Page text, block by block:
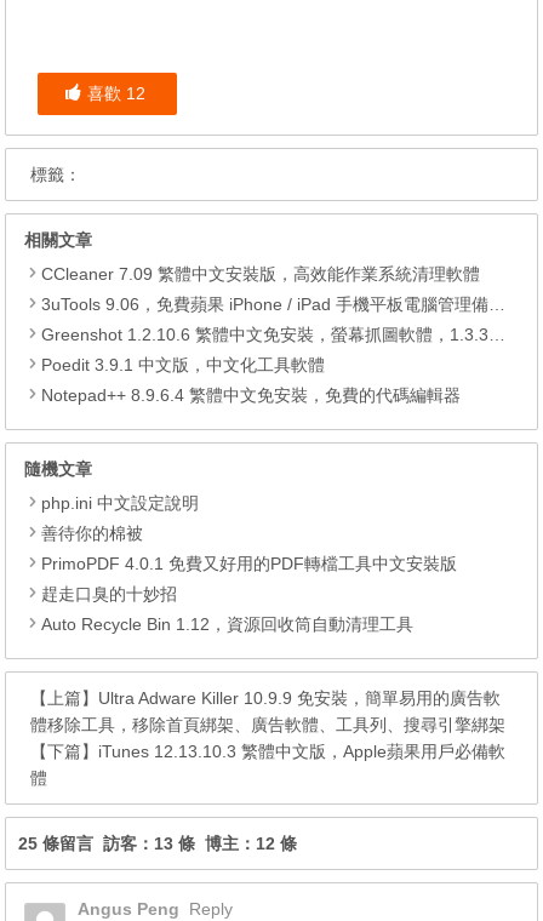
喜歡 12
標籤：
相關文章
CCleaner 7.09 繁體中文安裝版，高效能作業系統清理軟體
3uTools 9.06，免費蘋果 iPhone / iPad 手機平板電腦管理備份還原軟體
Greenshot 1.2.10.6 繁體中文免安裝，螢幕抓圖軟體，1.3.315 安裝版
Poedit 3.9.1 中文版，中文化工具軟體
Notepad++ 8.9.6.4 繁體中文免安裝，免費的代碼編輯器
隨機文章
php.ini 中文設定說明
善待你的棉被
PrimoPDF 4.0.1 免費又好用的PDF轉檔工具中文安裝版
趕走口臭的十妙招
Auto Recycle Bin 1.12，資源回收筒自動清理工具
【上篇】 Ultra Adware Killer 10.9.9 免安裝，簡單易用的廣告軟
體移除工具，移除首頁綁架、廣告軟體、工具列、搜尋引擎綁架
【下篇】 iTunes 12.13.10.3 繁體中文版，Apple蘋果用戶必備軟
體
25 條留言 訪客：13 條 博主：12 條
Angus Peng
Reply